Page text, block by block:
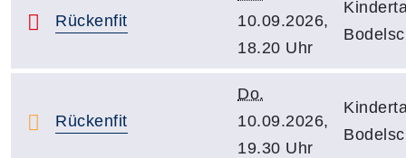
Rückenfit
10.09.2026,
18.20 Uhr
Rückenfit
Do.
10.09.2026,
19.30 Uhr